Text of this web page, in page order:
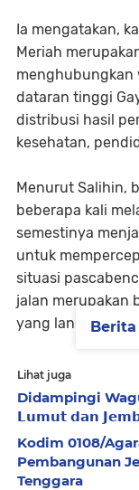
Ia mengatakan,
Meriah
menghubungkan
dataran tinggi
distribusi hasil
kesehatan,
Menurut Salihin,
beberapa kali
semestinya
untuk
situasi
jalan merupakan
yang langsung
Lihat juga
Didampingi
𝗟𝘂𝗺𝘂𝘁 𝗱𝗮𝗻
Kodim 0108/
Pembangunan
Tenggara